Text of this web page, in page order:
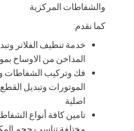
والشفاطات المركزية
كما نقدم:
خدمة تنظيف الفلاتر
المداخن من الاوساخ
فك وتركيب الشفاطات
الموتورات وتبديل
اصلية
تامين كافة أنواع
مختلفة تناسب حجم